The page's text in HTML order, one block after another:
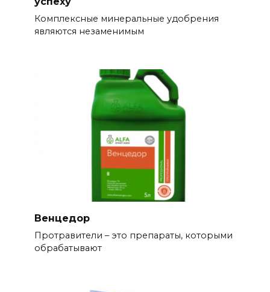
Комплексные минеральные удобрения
являются незаменимым
Венцедор
Протравители – это препараты, которыми
обрабатывают